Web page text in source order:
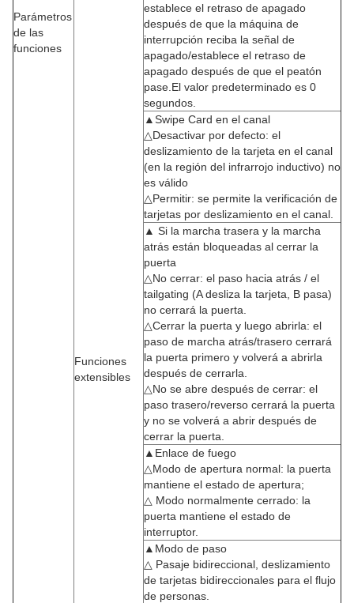
Parámetros
de las
funciones
Funciones
extensibles
establece el retraso de apagado
después de que la máquina de
interrupción reciba la señal de
apagado/establece el retraso de
apagado después de que el peatón
pase.El valor predeterminado es 0
segundos.
▲Swipe Card en el canal
△Desactivar por defecto: el
deslizamiento de la tarjeta en el canal
(en la región del infrarrojo inductivo) no
es válido
△Permitir: se permite la verificación de
tarjetas por deslizamiento en el canal.
▲ Si la marcha trasera y la marcha
atrás están bloqueadas al cerrar la
puerta
△No cerrar: el paso hacia atrás / el
tailgating (A desliza la tarjeta, B pasa)
no cerrará la puerta.
△Cerrar la puerta y luego abrirla: el
paso de marcha atrás/trasero cerrará
la puerta primero y volverá a abrirla
después de cerrarla.
△No se abre después de cerrar: el
paso trasero/reverso cerrará la puerta
y no se volverá a abrir después de
cerrar la puerta.
▲Enlace de fuego
△Modo de apertura normal: la puerta
mantiene el estado de apertura;
△ Modo normalmente cerrado: la
puerta mantiene el estado de
interruptor.
▲Modo de paso
△ Pasaje bidireccional, deslizamiento
de tarjetas bidireccionales para el flujo
de personas.